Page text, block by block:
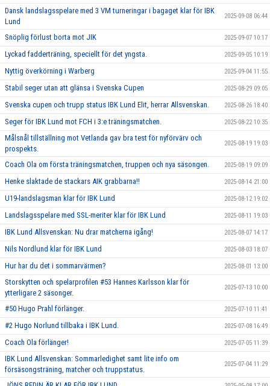
Dansk landslagsspelare med 3 VM turneringar i bagaget klar för IBK
Lund
2025-09-08 06:44
Snöplig förlust borta mot JIK 2025-09-07 10:17
Lyckad fadderträning, speciellt för det yngsta. 2025-09-05 10:19
Nyttig överkörning i Warberg 2025-09-04 11:55
Stabil seger utan att glänsa i Svenska Cupen 2025-08-29 09:05
Svenska cupen och trupp status IBK Lund Elit, herrar Allsvenskan. 2025-08-26 18:40
Seger för IBK Lund mot FCH i 3:e träningsmatchen. 2025-08-22 10:35
Målsnål tillställning mot Vetlanda gav bra test för nyförvärv och
prospekts.
2025-08-19 19:03
Coach Ola om första träningsmatchen, truppen och nya säsongen. 2025-08-19 09:09
Henke slaktade de stackars AIK grabbarna!! 2025-08-14 21:00
U19-landslagsman klar för IBK Lund 2025-08-12 19:02
Landslagsspelare med SSL-meriter klar för IBK Lund 2025-08-11 19:03
IBK Lund Allsvenskan: Nu drar matcherna igång! 2025-08-07 14:17
Nils Nordlund klar för IBK Lund 2025-08-03 18:07
Hur har du det i sommarvärmen? 2025-08-01 13:00
Storskytten och spelarprofilen #53 Hannes Karlsson klar för
ytterligare 2 säsonger.
2025-07-13 10:00
#50 Hugo Prahl förlänger. 2025-07-10 11:41
#2 Hugo Norlund tillbaka i IBK Lund. 2025-07-08 16:49
Coach Ola förlänger! 2025-07-05 11:39
IBK Lund Allsvenskan: Sommarledighet samt lite info om
försäsongsträning, matcher och truppstatus.
2025-07-04 11:29